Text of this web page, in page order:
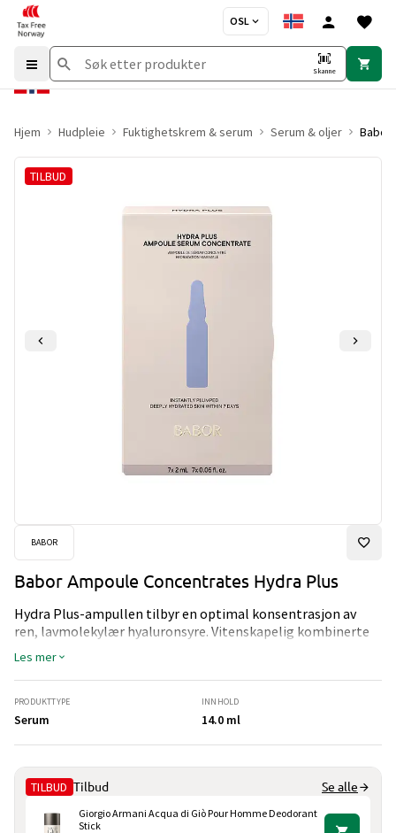
OSL
Skanne
Hjem Hudpleie Fuktighetskrem & serum Serum & oljer Babor
TILBUD
BABOR
Babor Ampoule Concentrates Hydra Plus
Hydra Plus-ampullen tilbyr en optimal konsentrasjon av
ren, lavmolekylær hyaluronsyre. Vitenskapelig kombinerte
fuktighetsgivende ingredienser og ProVitamin B5 fukter
øyeblikkelig i 24 timer, roer huden og bidrar til å redusere
utseendet på rynker forårsaket av tørrhet. De bidrar til å
binde fuktighet, forynge og beskytte huden mot å tørke ut.
Resultat: Merkbart mer fyldig og hydrert hud.
Les mer
PRODUKTTYPE
Serum
INNHOLD
14.0 ml
TILBUD Tilbud Se alle
Giorgio Armani Acqua di Giò Pour Homme Deodorant
Stick